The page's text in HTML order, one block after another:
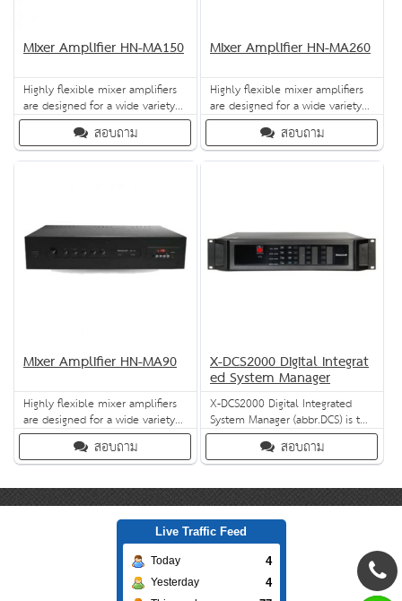
Mixer Amplifier HN-MA150
Highly flexible mixer amplifiers
are designed for a wide variety
of voice and background music
applications such as retail shops,
restaurants and bars, service
สอบถาม
Mixer Amplifier HN-MA260
Highly flexible mixer amplifiers
are designed for a wide variety
of voice and background music
applications such as retail shops,
restaurants and bars, service
สอบถาม
Mixer Amplifier HN-MA90
Highly flexible mixer amplifiers
are designed for a wide variety
of voice and background music
applications such as retail shops,
restaurants and bars, service
centers, houses of worship,
warehouses etc.
สอบถาม
X-DCS2000 Digital Integrat
ed System Manager
X-DCS2000 Digital Integrated
System Manager (abbr.DCS) is the
basic unit of X-618 Public
Address and Voice Alarm System.
DCS integrates plentiful
functions such as zone
expansion, multiple audio
sources support, audio file
storage, net audio,broadcasting,
zone control, monitoring, fault
diagnosis et
สอบถาม
Live Traffic Feed
Today 4
Yesterday 4